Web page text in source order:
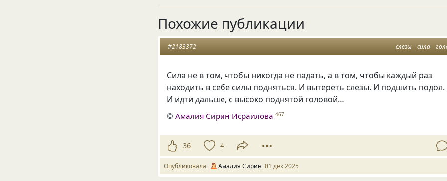
Похожие публикации
слезы сила
#2183372
Сила не в том, чтобы никогда не падать, а в том, чтобы каждый раз
находить в себе силы подняться. И вытереть слезы. И подшить подол.
И идти дальше, с высоко поднятой головой…
©Амалия Сирин Исраилова 467
36 4
Опубликовала Амалия Сирин 01 дек 2025